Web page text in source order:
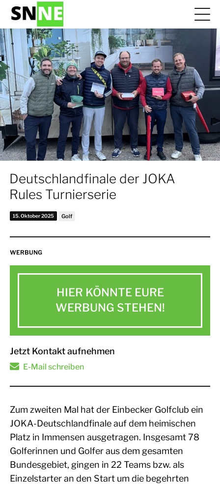
Deutschlandfinale der JOKA
Rules Turnierserie
15. Oktober 2025 Golf
WERBUNG
HIER KÖNNTE EURE
WERBUNG STEHEN!
Jetzt Kontakt aufnehmen
E-Mail schreiben
Zum zweiten Mal hat der Einbecker Golfclub ein
JOKA-Deutschlandfinale auf dem heimischen
Platz in Immensen ausgetragen. Insgesamt 78
Golferinnen und Golfer aus dem gesamten
Bundesgebiet, gingen in 22 Teams bzw. als
Einzelstarter an den Start um die begehrten